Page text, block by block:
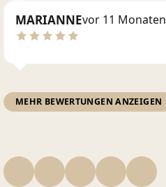
MARIANNEvor 11 Monaten
MEHR BEWERTUNGEN ANZEIGEN